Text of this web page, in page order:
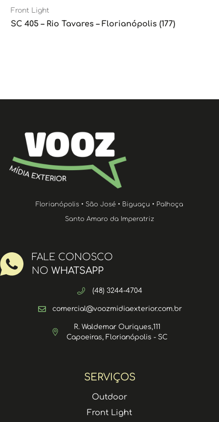
Front Light
SC 405 – Rio Tavares – Florianópolis (177)
SERVIÇOS
Outdoor
Front Light
Florianópolis • São José • Biguaçu • Palhoça
Santo Amaro da Imperatriz
FALE CONOSCO
NO WHATSAPP
(48) 3244-4704
comercial@voozmidiaexterior.com.br
R. Waldemar Ouriques,111
Capoeiras, Florianópolis - SC